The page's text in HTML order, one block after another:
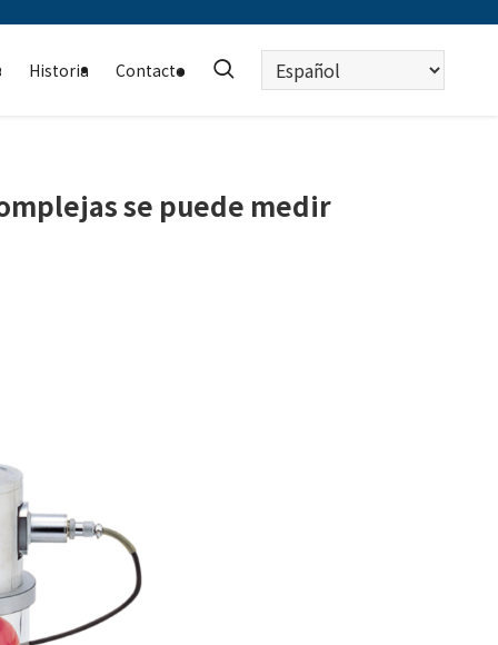
Historia Contacto
Elegir
un
se puede medir